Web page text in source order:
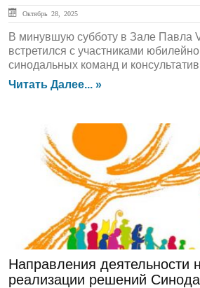
Октябрь 28, 2025
В минувшую субботу в Зале Павла
встретился с участниками
синодальных команд и
Читать Далее... »
Актуально
Направления деятельности
реализации решений Синода